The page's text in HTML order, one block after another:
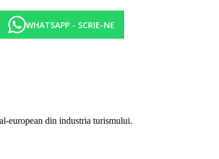
WHATSAPP - SCRIE-NE
european din industria turismului.